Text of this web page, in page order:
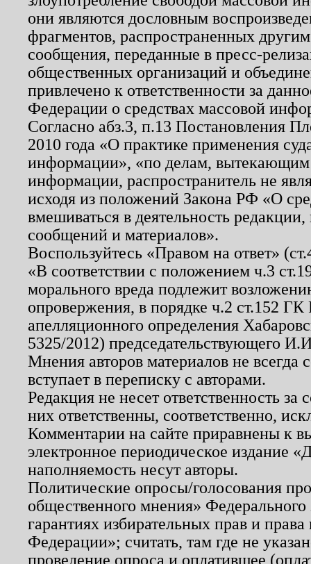
они являются дословным
фрагментов, распространенных
сообщения, переданные в пресс-
общественных организаций и
привлечено к ответственности за
Федерации о средствах массовой
Согласно абз.3, п.13 Постановления
2010 года «О практике применения
информации», «по делам, вытекающим
информации, распространитель не
исходя из положений Закона РФ «О
вмешиваться в деятельность
сообщений и материалов».
Воспользуйтесь «Правом на ответ»
«В соответствии с положением ч.3
морального вреда подлежит
опровержения, в порядке ч.2 ст.152
апелляционного определения
5325/2012) председательствующего
Мнения авторов материалов не
вступает в переписку с авторами.
Редакция не несет ответственность
них ответственны, соответственно,
Комментарии на сайте приравнены к
электронное периодическое издание
наполняемость несут авторы.
Политические опросы/голосования
общественного мнения»
гарантиях избирательных прав и
Федерации»; считать, там где не
проведение опроса и оплатившее